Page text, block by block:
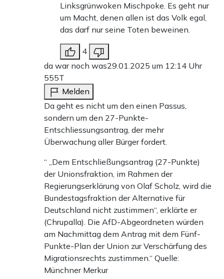
Linksgrünwoken Mischpoke. Es geht nur
um Macht, denen allen ist das Volk egal,
das darf nur seine Toten beweinen.
4
da war noch was29.01.2025 um 12:14 Uhr
555T
Melden
Da geht es nicht um den einen Passus,
sondern um den 27-Punkte-
Entschliessungsantrag, der mehr
Überwachung aller Bürger fordert.
“ „Dem Entschließungsantrag (27-Punkte)
der Unionsfraktion, im Rahmen der
Regierungserklärung von Olaf Scholz, wird die
Bundestagsfraktion der Alternative für
Deutschland nicht zustimmen“, erklärte er
(Chrupalla). Die AfD-Abgeordneten würden
am Nachmittag dem Antrag mit dem Fünf-
Punkte-Plan der Union zur Verschärfung des
Migrationsrechts zustimmen.“ Quelle:
Münchner Merkur